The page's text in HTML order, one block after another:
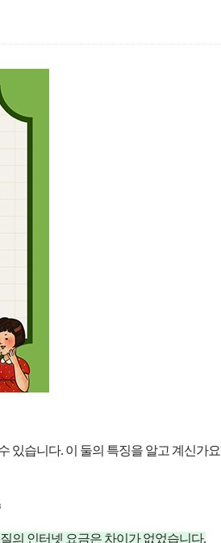
있습니다. 이 둘의 특징을 알고 계신가요
의 인터넷 요금은 차이가 없었습니다.